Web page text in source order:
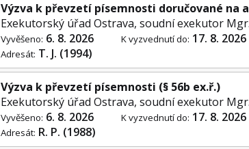
Výzva k převzetí písemnosti doručované na
Exekutorský úřad Ostrava, soudní exekutor
Vyvěšeno: 6. 8. 2026
Adresát: T. J. (1994)
K vyzvednutí do: 17. 8. 2026
Výzva k převzetí písemnosti (§ 56b ex.ř.)
Exekutorský úřad Ostrava, soudní exekutor
Vyvěšeno: 6. 8. 2026
Adresát: R. P. (1988)
K vyzvednutí do: 17. 8. 2026